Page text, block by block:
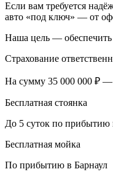
Если вам требуется
авто «под ключ» — от
Наша цель — обеспечить
Страхование
На сумму 35 000 000 ₽ —
Бесплатная стоянка
До 5 суток по прибытию
Бесплатная мойка
По прибытию в Барнаул